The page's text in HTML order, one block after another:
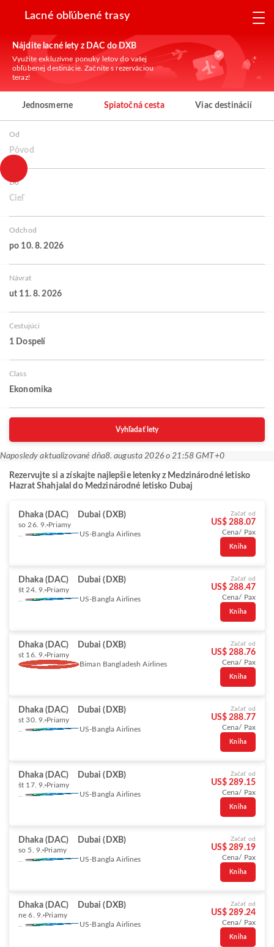
Lacné obľúbené trasy
Nájdite lacné lety z DAC do DXB
Využite exkluzívne ponuky letov do vašej
obľúbenej destinácie. Začnite s rezerváciou
teraz!
Jednosmerne Spiatočná cesta Viac destinácií
Od
Pôvod
Do
Cieľ
Odchod
po 10. 8. 2026
Návrat
ut 11. 8. 2026
Cestujúci
1 Dospelí
Class
Ekonomika
Vyhľadať lety
Naposledy aktualizované dňa8. augusta 2026 o 21:58 GMT+0
Rezervujte si a získajte najlepšie letenky z Medzinárodné letisko
Hazrat Shahjalal do Medzinárodné letisko Dubaj
Dhaka (DAC) Dubai (DXB)
so 26. 9. Priamy
US-Bangla Airlines
Začať od
US$ 288.07
Cena/ Pax
Kniha
Dhaka (DAC) Dubai (DXB)
št 24. 9. Priamy
US-Bangla Airlines
Začať od
US$ 288.47
Cena/ Pax
Kniha
Dhaka (DAC) Dubai (DXB)
st 16. 9. Priamy
Biman Bangladesh Airlines
Začať od
US$ 288.76
Cena/ Pax
Kniha
Dhaka (DAC) Dubai (DXB)
st 30. 9. Priamy
US-Bangla Airlines
Začať od
US$ 288.77
Cena/ Pax
Kniha
Dhaka (DAC) Dubai (DXB)
št 17. 9. Priamy
US-Bangla Airlines
Začať od
US$ 289.15
Cena/ Pax
Kniha
Dhaka (DAC) Dubai (DXB)
so 5. 9. Priamy
US-Bangla Airlines
Začať od
US$ 289.19
Cena/ Pax
Kniha
Dhaka (DAC) Dubai (DXB)
ne 6. 9. Priamy
US-Bangla Airlines
Začať od
US$ 289.24
Cena/ Pax
Kniha